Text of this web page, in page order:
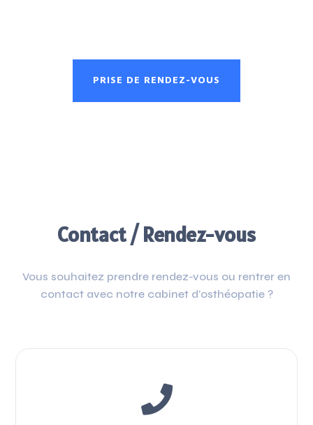
PRISE DE RENDEZ-VOUS
Contact / Rendez-vous
Vous souhaitez prendre rendez-vous ou rentrer en
contact avec notre cabinet d'osthéopatie ?
